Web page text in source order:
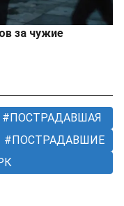
за чужие
ПОСТРАДАВШАЯ
ПОСТРАДАВШИЕ